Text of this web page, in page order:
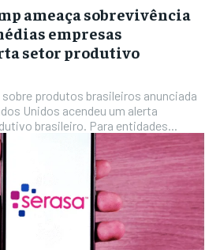
ameaça sobrevivência
empresas
setor produtivo
produtos brasileiros anunciada
Unidos acendeu um alerta
brasileiro. Para entidades...